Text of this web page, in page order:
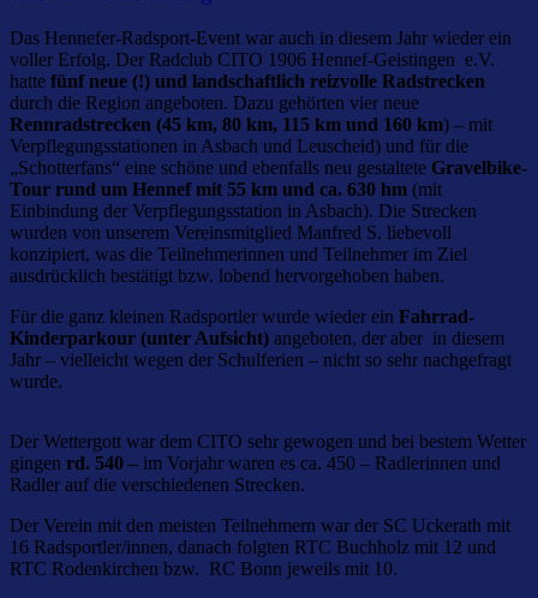
Das Hennefer-Radsport-Event war auch in diesem Jahr wieder ein
voller Erfolg. Der Radclub CITO 1906 Hennef-Geistingen e.V.
hatte fünf neue (!) und landschaftlich reizvolle Radstrecken
durch die Region angeboten. Dazu gehörten vier neue
Rennradstrecken (45 km, 80 km, 115 km und 160 km) – mit
Verpflegungsstationen in Asbach und Leuscheid) und für die
„Schotterfans“ eine schöne und ebenfalls neu gestaltete Gravelbike-
Tour rund um Hennef mit 55 km und ca. 630 hm (mit
Einbindung der Verpflegungsstation in Asbach). Die Strecken
wurden von unserem Vereinsmitglied Manfred S. liebevoll
konzipiert, was die Teilnehmerinnen und Teilnehmer im Ziel
ausdrücklich bestätigt bzw. lobend hervorgehoben haben.
Für die ganz kleinen Radsportler wurde wieder ein Fahrrad-
Kinderparkour (unter Aufsicht) angeboten, der aber in diesem
Jahr – vielleicht wegen der Schulferien – nicht so sehr nachgefragt
wurde.
Der Wettergott war dem CITO sehr gewogen und bei bestem Wetter
gingen rd. 540 – im Vorjahr waren es ca. 450 – Radlerinnen und
Radler auf die verschiedenen Strecken.
Der Verein mit den meisten Teilnehmern war der SC Uckerath mit
16 Radsportler/innen, danach folgten RTC Buchholz mit 12 und
RTC Rodenkirchen bzw. RC Bonn jeweils mit 10.